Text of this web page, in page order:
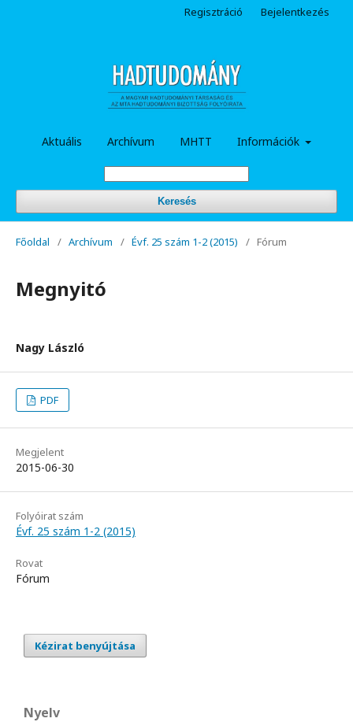
Aktuális Archívum MHTT Információk
Keresés
Regisztráció Bejelentkezés
Főoldal / Archívum / Évf. 25 szám 1-2 (2015) / Fórum
Megnyitó
Nagy László
PDF
Megjelent
2015-06-30
Folyóirat szám
Évf. 25 szám 1-2 (2015)
Rovat
Fórum
Kézirat benyújtása
Nyelv